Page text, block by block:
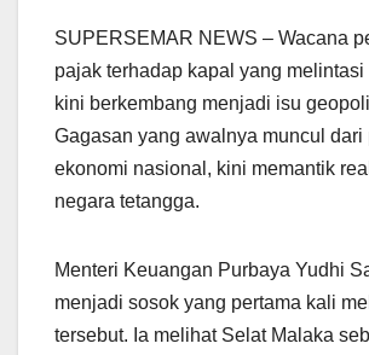
SUPERSEMAR NEWS – Wacana
pajak terhadap kapal yang
kini berkembang menjadi isu
Gagasan yang awalnya muncul dari
ekonomi nasional, kini memantik
negara tetangga.
Menteri Keuangan Purbaya Yudhi
menjadi sosok yang pertama kali
tersebut. Ia melihat Selat Malaka